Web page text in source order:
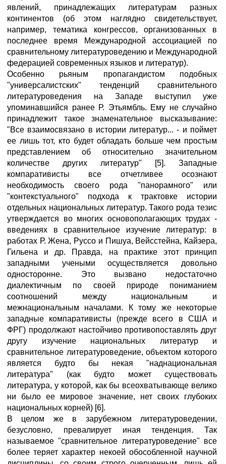
явлений, принадлежащих литературам разных
континентов (об этом наглядно свидетельствует,
например, тематика конгрессов, организованных в
последнее время Международной ассоциацией по
сравнительному литературоведению и Международной
федерацией современных языков и литератур).
Особенно рьяным пропагандистом подобных
"универсалистских" тенденций сравнительного
литературоведения на Западе выступил уже
упоминавшийся ранее Р. Этьямбль. Ему не случайно
принадлежит такое знаменательное высказывание:
"Все взаимосвязано в истории литератур... - и поймет
ее лишь тот, кто будет обладать больше чем простым
представлением об относительно значительном
количестве других литератур" [5]. Западные
компаративисты все отчетливее осознают
необходимость своего рода "панорамного" или
"контекстуального" подхода к трактовке истории
отдельных национальных литератур. Такого рода тезис
утверждается во многих основополагающих трудах -
введениях в сравнительное изучение литератур: в
работах Р. Жена, Руссо и Пишуа, Вейсстейна, Кайзера,
Гильена и др. Правда, на практике этот принцип
западными учеными осуществляется довольно
односторонне. Это вызвано недостаточно
диалектичным по своей природе пониманием
соотношений между национальным и
межнациональным началами. К тому же некоторые
западные компаративисты (прежде всего в США и
ФРГ) продолжают настойчиво противопоставлять друг
другу изучение национальных литератур и
сравнительное литературоведение, объектом которого
является будто бы некая "наднациональная
литература" (как будто может существовать
литература, у которой, как бы всеохватывающе велико
ни было ее мировое значение, нет своих глубоких
национальных корней) [6].
В целом же в зарубежном литературоведении,
безусловно, превалирует иная тенденция. Так
называемое "сравнительное литературоведение" все
более теряет характер некоей обособленной научной